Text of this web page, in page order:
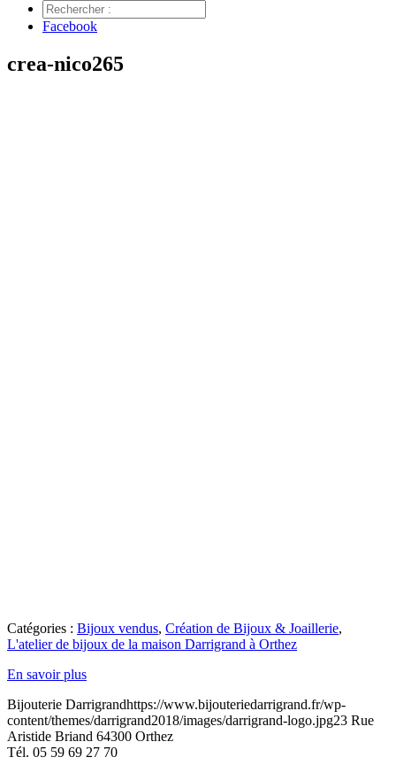
Facebook
crea-nico265
Catégories : Bijoux vendus, Création de Bijoux & Joaillerie,
L'atelier de bijoux de la maison Darrigrand à Orthez
En savoir plus
Bijouterie Darrigrandhttps://www.bijouteriedarrigrand.fr/wp-
content/themes/darrigrand2018/images/darrigrand-logo.jpg23 Rue
Aristide Briand 64300 Orthez
Tél. 05 59 69 27 70